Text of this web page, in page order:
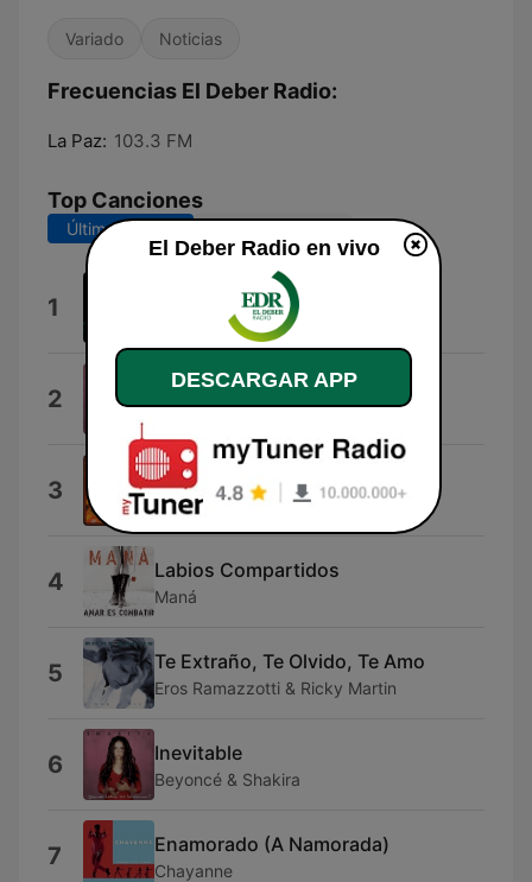
Variado Noticias
Frecuencias El Deber Radio:
La Paz: 103.3 FM
Top Canciones
Últimos 7 días
1 Amor Clandestino
2 No Creo
Beyoncé & Shakira
3 Mariposa Traicionera
Maná
4 Labios Compartidos
Maná
5 Te Extraño, Te Olvido, Te Amo
Eros Ramazzotti & Ricky Martin
6 Inevitable
Beyoncé & Shakira
7 Enamorado (A Namorada)
Chayanne
El Deber Radio en vivo
DESCARGAR APP